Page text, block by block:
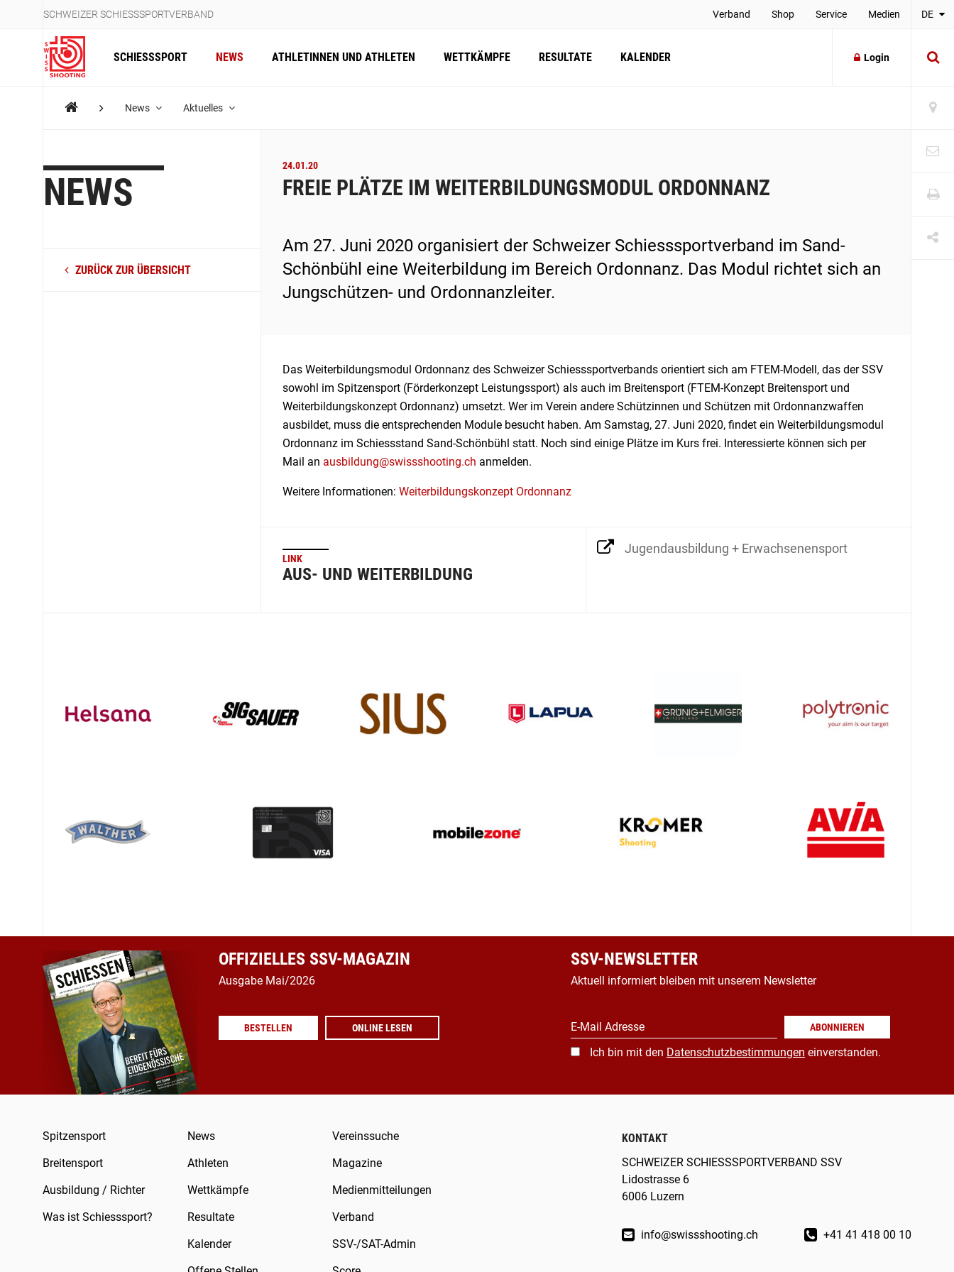
SCHWEIZER SCHIESSSPORTVERBAND Verband Shop Service Medien DE
SCHIESSSPORT NEWS ATHLETINNEN UND ATHLETEN WETTKÄMPFE RESULTATE KALENDER Login
News Aktuelles
NEWS
ZURÜCK ZUR ÜBERSICHT
24.01.20
FREIE PLÄTZE IM WEITERBILDUNGSMODUL ORDONNANZ
Am 27. Juni 2020 organisiert der Schweizer Schiesssportverband im Sand-
Schönbühl eine Weiterbildung im Bereich Ordonnanz. Das Modul richtet sich an
Jungschützen- und Ordonnanzleiter.
Das Weiterbildungsmodul Ordonnanz des Schweizer Schiesssportverbands orientiert sich am FTEM-Modell, das der SSV
sowohl im Spitzensport (Förderkonzept Leistungssport) als auch im Breitensport (FTEM-Konzept Breitensport und
Weiterbildungskonzept Ordonnanz) umsetzt. Wer im Verein andere Schützinnen und Schützen mit Ordonnanzwaffen
ausbildet, muss die entsprechenden Module besucht haben. Am Samstag, 27. Juni 2020, findet ein Weiterbildungsmodul
Ordonnanz im Schiessstand Sand-Schönbühl statt. Noch sind einige Plätze im Kurs frei. Interessierte können sich per
Mail an ausbildung@swissshooting.ch anmelden.
Weitere Informationen: Weiterbildungskonzept Ordonnanz
LINK
AUS- UND WEITERBILDUNG
Jugendausbildung + Erwachsenensport
OFFIZIELLES SSV-MAGAZIN
Ausgabe Mai/2026
BESTELLEN ONLINE LESEN
SSV-NEWSLETTER
Aktuell informiert bleiben mit unserem Newsletter
E-Mail Adresse ABONNIEREN
Ich bin mit den Datenschutzbestimmungen einverstanden.
Spitzensport
Breitensport
Ausbildung / Richter
Was ist Schiesssport?
News
Athleten
Wettkämpfe
Resultate
Kalender
Vereinssuche
Magazine
Medienmitteilungen
Verband
SSV-/SAT-Admin
KONTAKT
SCHWEIZER SCHIESSSPORTVERBAND SSV
Lidostrasse 6
6006 Luzern
info@swissshooting.ch +41 41 418 00 10